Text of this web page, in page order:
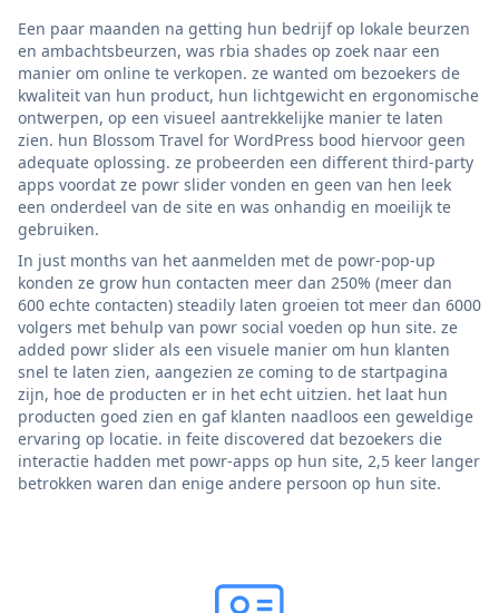
Een paar maanden na getting hun bedrijf op lokale beurzen
en ambachtsbeurzen, was rbia shades op zoek naar een
manier om online te verkopen. ze wanted om bezoekers de
kwaliteit van hun product, hun lichtgewicht en ergonomische
ontwerpen, op een visueel aantrekkelijke manier te laten
zien. hun Blossom Travel for WordPress bood hiervoor geen
adequate oplossing. ze probeerden een different third-party
apps voordat ze powr slider vonden en geen van hen leek
een onderdeel van de site en was onhandig en moeilijk te
gebruiken.
In just months van het aanmelden met de powr-pop-up
konden ze grow hun contacten meer dan 250% (meer dan
600 echte contacten) steadily laten groeien tot meer dan 6000
volgers met behulp van powr social voeden op hun site. ze
added powr slider als een visuele manier om hun klanten
snel te laten zien, aangezien ze coming to de startpagina
zijn, hoe de producten er in het echt uitzien. het laat hun
producten goed zien en gaf klanten naadloos een geweldige
ervaring op locatie. in feite discovered dat bezoekers die
interactie hadden met powr-apps op hun site, 2,5 keer langer
betrokken waren dan enige andere persoon op hun site.